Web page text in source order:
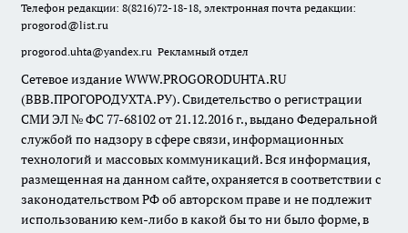
Телефон редакции: 8(8216)72-18-18, электронная почта редакции:
progorod@list.ru
progorod.uhta@yandex.ru Рекламный отдел
Сетевое издание WWW.PROGORODUHTA.RU
(ВВВ.ПРОГОРОДУХТА.РУ). Свидетельство о регистрации
СМИ ЭЛ № ФС 77-68102 от 21.12.2016 г., выдано Федеральной
службой по надзору в сфере связи, информационных
технологий и массовых коммуникаций. Вся информация,
размещенная на данном сайте, охраняется в соответствии с
законодательством РФ об авторском праве и не подлежит
использованию кем-либо в какой бы то ни было форме, в